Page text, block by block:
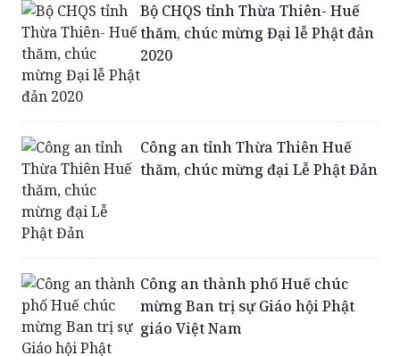
Bộ CHQS tỉnh Thừa Thiên- Huế
thăm, chúc mừng Đại lễ Phật đản
2020
Công an tỉnh Thừa Thiên Huế
thăm, chúc mừng đại Lễ Phật Đản
Công an thành phố Huế chúc
mừng Ban trị sự Giáo hội Phật
giáo Việt Nam